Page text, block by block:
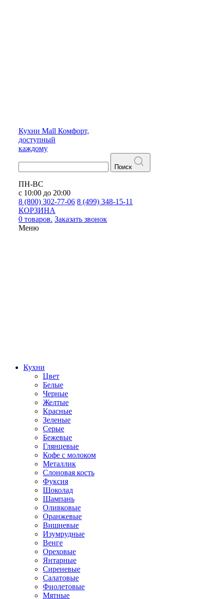
Кухни Mall Комфорт,
доступный
каждому
Поиск
ПН-ВС
с 10:00 до 20:00
8 (800) 302-77-06 8 (499) 348-15-11
КОРЗИНА
0 товаров. Заказать звонок
Меню
Кухни
Цвет
Белые
Черные
Желтые
Красные
Зеленые
Серые
Бежевые
Глянцевые
Кофе с молоком
Металлик
Слоновая кость
Фуксия
Шоколад
Шампань
Оливковые
Оранжевые
Вишневые
Изумрудные
Венге
Ореховые
Янтарные
Сиреневые
Салатовые
Фиолетовые
Мятные